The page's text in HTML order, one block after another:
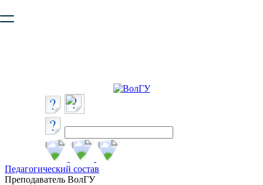
безопасную работу с сайтом. Пожалуйста
Педагогический состав
Преподаватель ВолГУ